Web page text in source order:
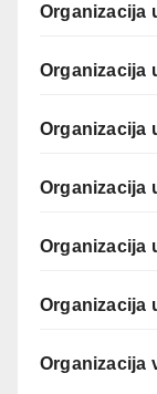
Organizacija
Organizacija
Organizacija
Organizacija
Organizacija
Organizacija
Organizacija